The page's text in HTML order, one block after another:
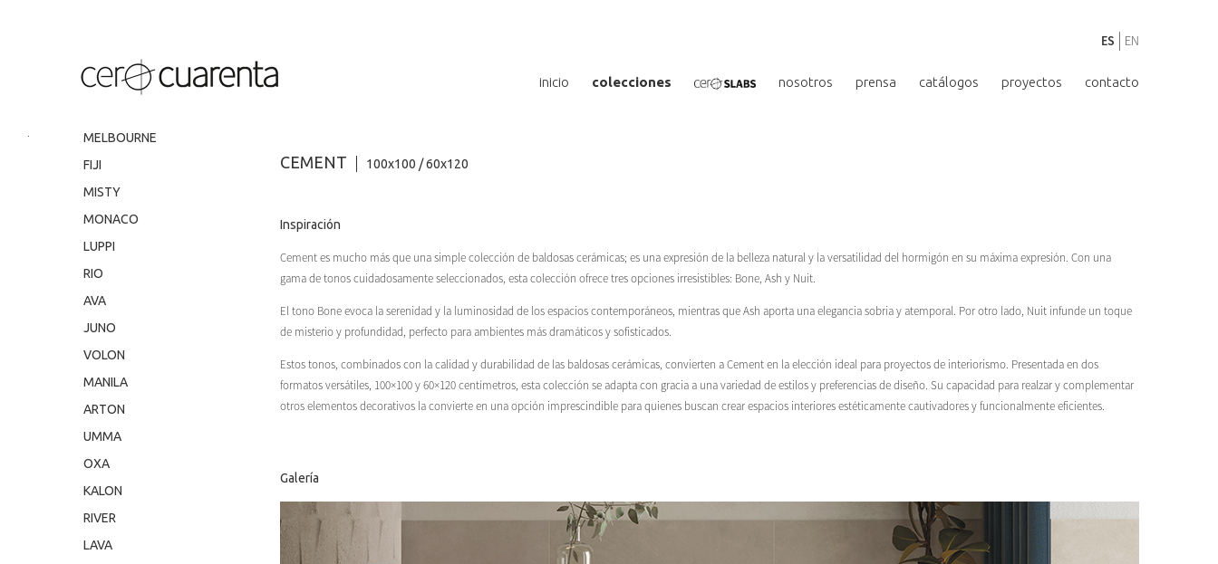
ES EN
inicio colecciones nosotros prensa catálogos proyectos contacto
.
MELBOURNE
FIJI
MISTY
MONACO
LUPPI
RIO
AVA
JUNO
VOLON
MANILA
ARTON
UMMA
OXA
KALON
RIVER
LAVA
CEMENT 100x100 / 60x120
Inspiración
Cement es mucho más que una simple colección de baldosas cerámicas; es una expresión de la belleza natural y la versatilidad del hormigón en su máxima expresión. Con una
gama de tonos cuidadosamente seleccionados, esta colección ofrece tres opciones irresistibles: Bone, Ash y Nuit.
El tono Bone evoca la serenidad y la luminosidad de los espacios contemporáneos, mientras que Ash aporta una elegancia sobria y atemporal. Por otro lado, Nuit infunde un toque
de misterio y profundidad, perfecto para ambientes más dramáticos y sofisticados.
Estos tonos, combinados con la calidad y durabilidad de las baldosas cerámicas, convierten a Cement en la elección ideal para proyectos de interiorismo. Presentada en dos
formatos versátiles, 100×100 y 60×120 centímetros, esta colección se adapta con gracia a una variedad de estilos y preferencias de diseño. Su capacidad para realzar y complementar
otros elementos decorativos la convierte en una opción imprescindible para quienes buscan crear espacios interiores estéticamente cautivadores y funcionalmente eficientes.
Galería